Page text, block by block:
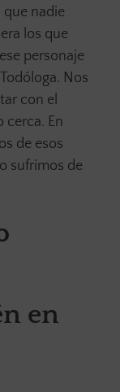
que nadie
los que
personaje
Nos
con el
cerca. En
de esos
sufrimos de
en